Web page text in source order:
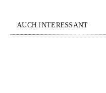
AUCH INTERESSANT